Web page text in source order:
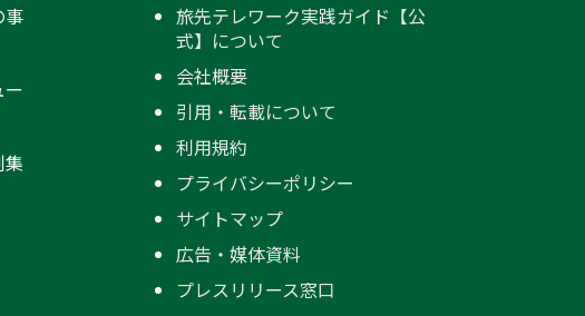
事
集
旅先テレワーク実践ガイド【公
式】について
会社概要
引用・転載について
利用規約
プライバシーポリシー
サイトマップ
広告・媒体資料
プレスリリース窓口